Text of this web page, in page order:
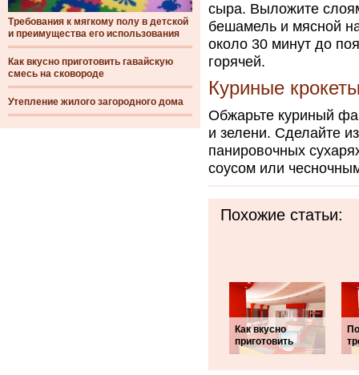
Требования к мягкому полу в детской
и преимущества его использования
Как вкусно приготовить гавайскую
смесь на сковороде
Утепление жилого загородного дома
сыра. Выложите
бешамель и мясной
около 30 минут до
горячей.
Куриные
Обжарьте куриный
и зелени. Сделайте
панировочных
соусом или
Похожие статьи:
Как вкусно
приготовить